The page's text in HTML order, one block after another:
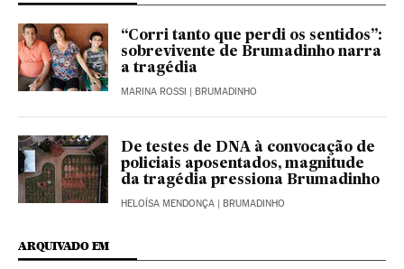
“Corri tanto que perdi os sentidos”:
sobrevivente de Brumadinho narra
a tragédia
MARINA ROSSI | BRUMADINHO
De testes de DNA à convocação de
policiais aposentados, magnitude
da tragédia pressiona Brumadinho
HELOÍSA MENDONÇA | BRUMADINHO
ARQUIVADO EM